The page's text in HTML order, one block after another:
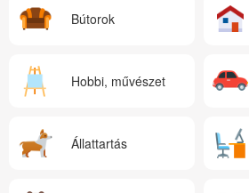
Bútorok
Hobbi, művészet
Állattartás